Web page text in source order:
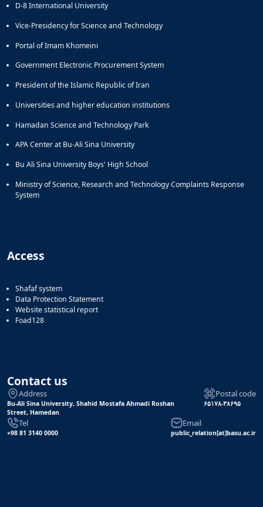
D-8 International University
Vice-Presidency for Science and Technology
Portal of Imam Khomeini
Government Electronic Procurement System
President of the Islamic Republic of Iran
Universities and higher education institutions
Hamadan Science and Technology Park
APA Center at Bu-Ali Sina University
Bu Ali Sina University Boys' High School
Ministry of Science, Research and Technology Complaints Response
System
Access
Shafaf system
Data Protection Statement
Website statistical report
Foad128
Contact us
Address
Bu-Ali Sina University, Shahid Mostafa Ahmadi Roshan
Street, Hamedan
Postal code
۶۵۱۷۸-۳۸۶۹۵
Tel
+98 81 3140 0000
Email
public_relation[at]basu.ac.ir